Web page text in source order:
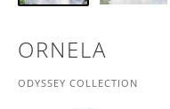
ORNELA
ODYSSEY COLLECTION